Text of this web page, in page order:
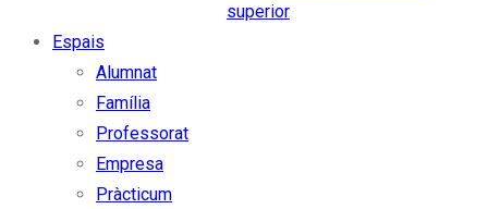
superior
Espais
Alumnat
Família
Professorat
Empresa
Pràcticum